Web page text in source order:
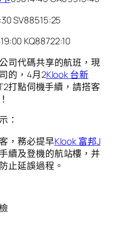
SV88515:25
KQ88722:10
司代碼共享的航班，現
的，4月2Klook 台新
打點伺機手續，請搭客
：
，務必提早Klook 富邦J
續及登機的航站樓，并
止延誤過程。